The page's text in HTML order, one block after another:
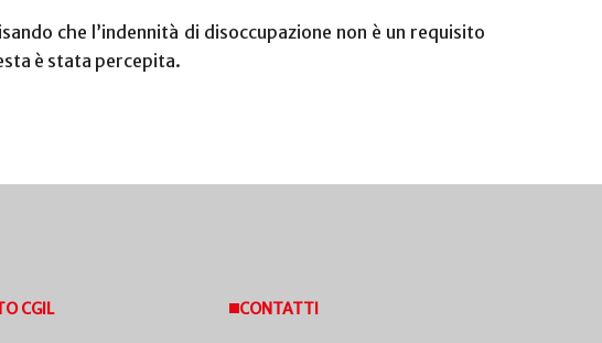
che l’indennità di disoccupazione non è un requisito
è stata percepita.
CGIL CONTATTI